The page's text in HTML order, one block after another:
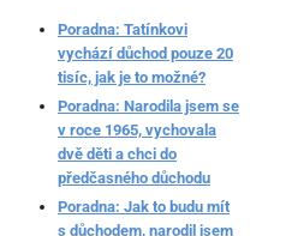
Poradna: Tatínkovi
vychází důchod pouze 20
tisíc, jak je to možné?
Poradna: Narodila jsem se
v roce 1965, vychovala
dvě děti a chci do
předčasného důchodu
Poradna: Jak to budu mít
s důchodem, narodil jsem